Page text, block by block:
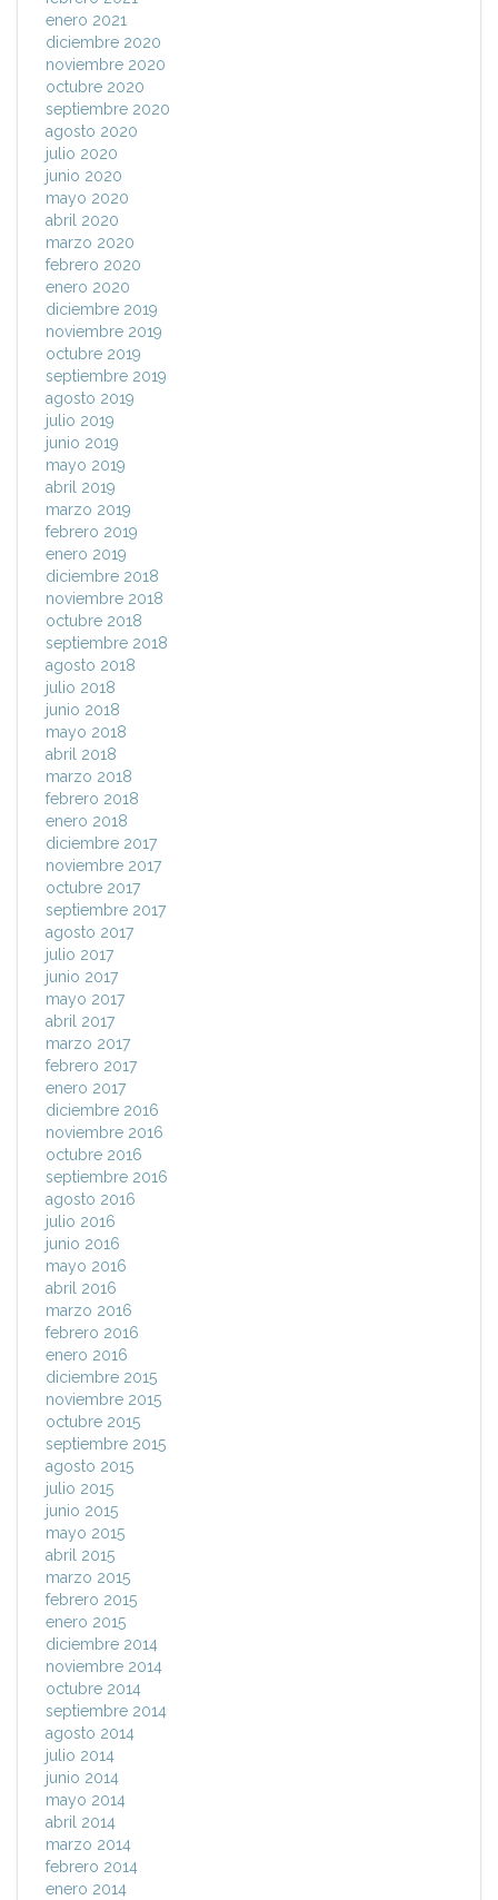
enero 2021
diciembre 2020
noviembre 2020
octubre 2020
septiembre 2020
agosto 2020
julio 2020
junio 2020
mayo 2020
abril 2020
marzo 2020
febrero 2020
enero 2020
diciembre 2019
noviembre 2019
octubre 2019
septiembre 2019
agosto 2019
julio 2019
junio 2019
mayo 2019
abril 2019
marzo 2019
febrero 2019
enero 2019
diciembre 2018
noviembre 2018
octubre 2018
septiembre 2018
agosto 2018
julio 2018
junio 2018
mayo 2018
abril 2018
marzo 2018
febrero 2018
enero 2018
diciembre 2017
noviembre 2017
octubre 2017
septiembre 2017
agosto 2017
julio 2017
junio 2017
mayo 2017
abril 2017
marzo 2017
febrero 2017
enero 2017
diciembre 2016
noviembre 2016
octubre 2016
septiembre 2016
agosto 2016
julio 2016
junio 2016
mayo 2016
abril 2016
marzo 2016
febrero 2016
enero 2016
diciembre 2015
noviembre 2015
octubre 2015
septiembre 2015
agosto 2015
julio 2015
junio 2015
mayo 2015
abril 2015
marzo 2015
febrero 2015
enero 2015
diciembre 2014
noviembre 2014
octubre 2014
septiembre 2014
agosto 2014
julio 2014
junio 2014
mayo 2014
abril 2014
marzo 2014
febrero 2014
enero 2014